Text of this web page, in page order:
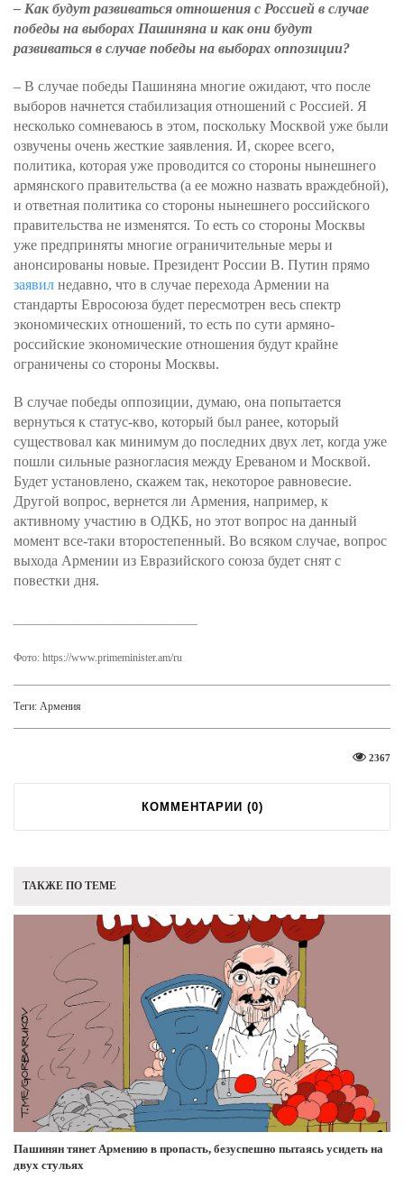
– Как будут развиваться отношения с Россией в случае
победы на выборах Пашиняна и как они будут
развиваться в случае победы на выборах оппозиции?
– В случае победы Пашиняна многие ожидают, что после
выборов начнется стабилизация отношений с Россией. Я
несколько сомневаюсь в этом, поскольку Москвой уже были
озвучены очень жесткие заявления. И, скорее всего,
политика, которая уже проводится со стороны нынешнего
армянского правительства (а ее можно назвать враждебной),
и ответная политика со стороны нынешнего российского
правительства не изменятся. То есть со стороны Москвы
уже предприняты многие ограничительные меры и
анонсированы новые. Президент России В. Путин прямо
заявил недавно, что в случае перехода Армении на
стандарты Евросоюза будет пересмотрен весь спектр
экономических отношений, то есть по сути армяно-
российские экономические отношения будут крайне
ограничены со стороны Москвы.
В случае победы оппозиции, думаю, она попытается
вернуться к статус-кво, который был ранее, который
существовал как минимум до последних двух лет, когда уже
пошли сильные разногласия между Ереваном и Москвой.
Будет установлено, скажем так, некоторое равновесие.
Другой вопрос, вернется ли Армения, например, к
активному участию в ОДКБ, но этот вопрос на данный
момент все-таки второстепенный. Во всяком случае, вопрос
выхода Армении из Евразийского союза будет снят с
повестки дня.
Фото: https://www.primeminister.am/ru
Теги: Армения
2367
КОММЕНТАРИИ (0)
ТАКЖЕ ПО ТЕМЕ
Пашинян тянет Армению в пропасть, безуспешно пытаясь усидеть на
двух стульях